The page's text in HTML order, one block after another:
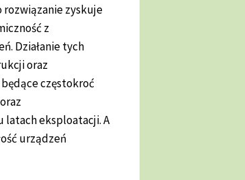
rozwiązanie zyskuje
z
Działanie tych
oraz
częstokroć
latach eksploatacji. A
urządzeń